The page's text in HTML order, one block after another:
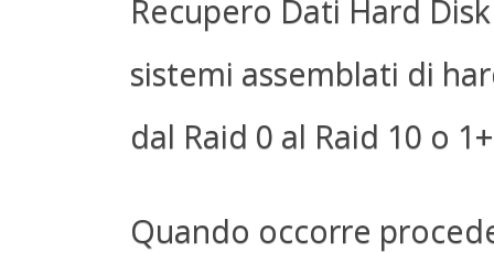
Recupero Dati Hard
sistemi assemblati di
dal Raid 0 al Raid 10 o
Quando occorre